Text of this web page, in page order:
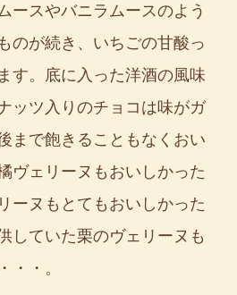
ースやバニラムースのよう
のが続き、いちごの甘酸っ
す。底に入った洋酒の風味
ッツ入りのチョコは味がガ
まで飽きることもなくおい
ヴェリーヌもおいしかった
ーヌもとてもおいしかった
していた栗のヴェリーヌも
・・。